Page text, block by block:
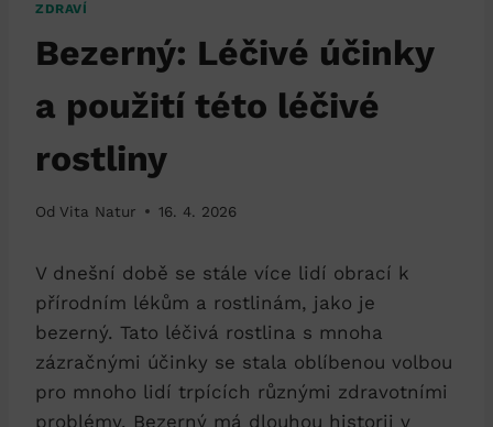
ZDRAVÍ
Bezerný: Léčivé účinky
a použití této léčivé
rostliny
Od Vita Natur 16. 4. 2026
V dnešní ​době se stále více lidí ​obrací k
‍přírodním lékům a‍ rostlinám, jako je‍
bezerný.⁢ Tato léčivá ​rostlina s ⁣mnoha
zázračnými účinky se stala oblíbenou volbou
pro mnoho lidí trpících různými⁣ zdravotními⁤
problémy. Bezerný má dlouhou ​historii v